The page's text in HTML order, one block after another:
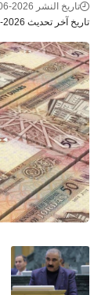
تاريخ آخر تحديث 2026-06-27 5:23 مساءً
تاريخ النشر 2026-06-27